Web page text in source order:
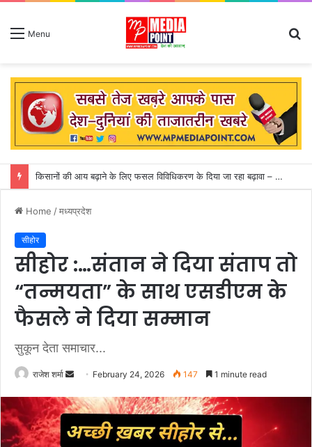
Menu
कुदरत का कहर: आकाशीय बिजली गिरने से 14 लोगों की मौत, मां के शव से लिपटकर बिलखते रहे तीन मासूम
Home /मध्यप्रदेश
सीहोर
सीहोर :…संतान ने दिया संताप तो
“तन्मयता” के साथ एसडीएम के
फैसले ने दिया सम्मान
सुकून देता समाचार...
राजेश शर्मा
n
d
a
February 24, 2026 147 1 minute read